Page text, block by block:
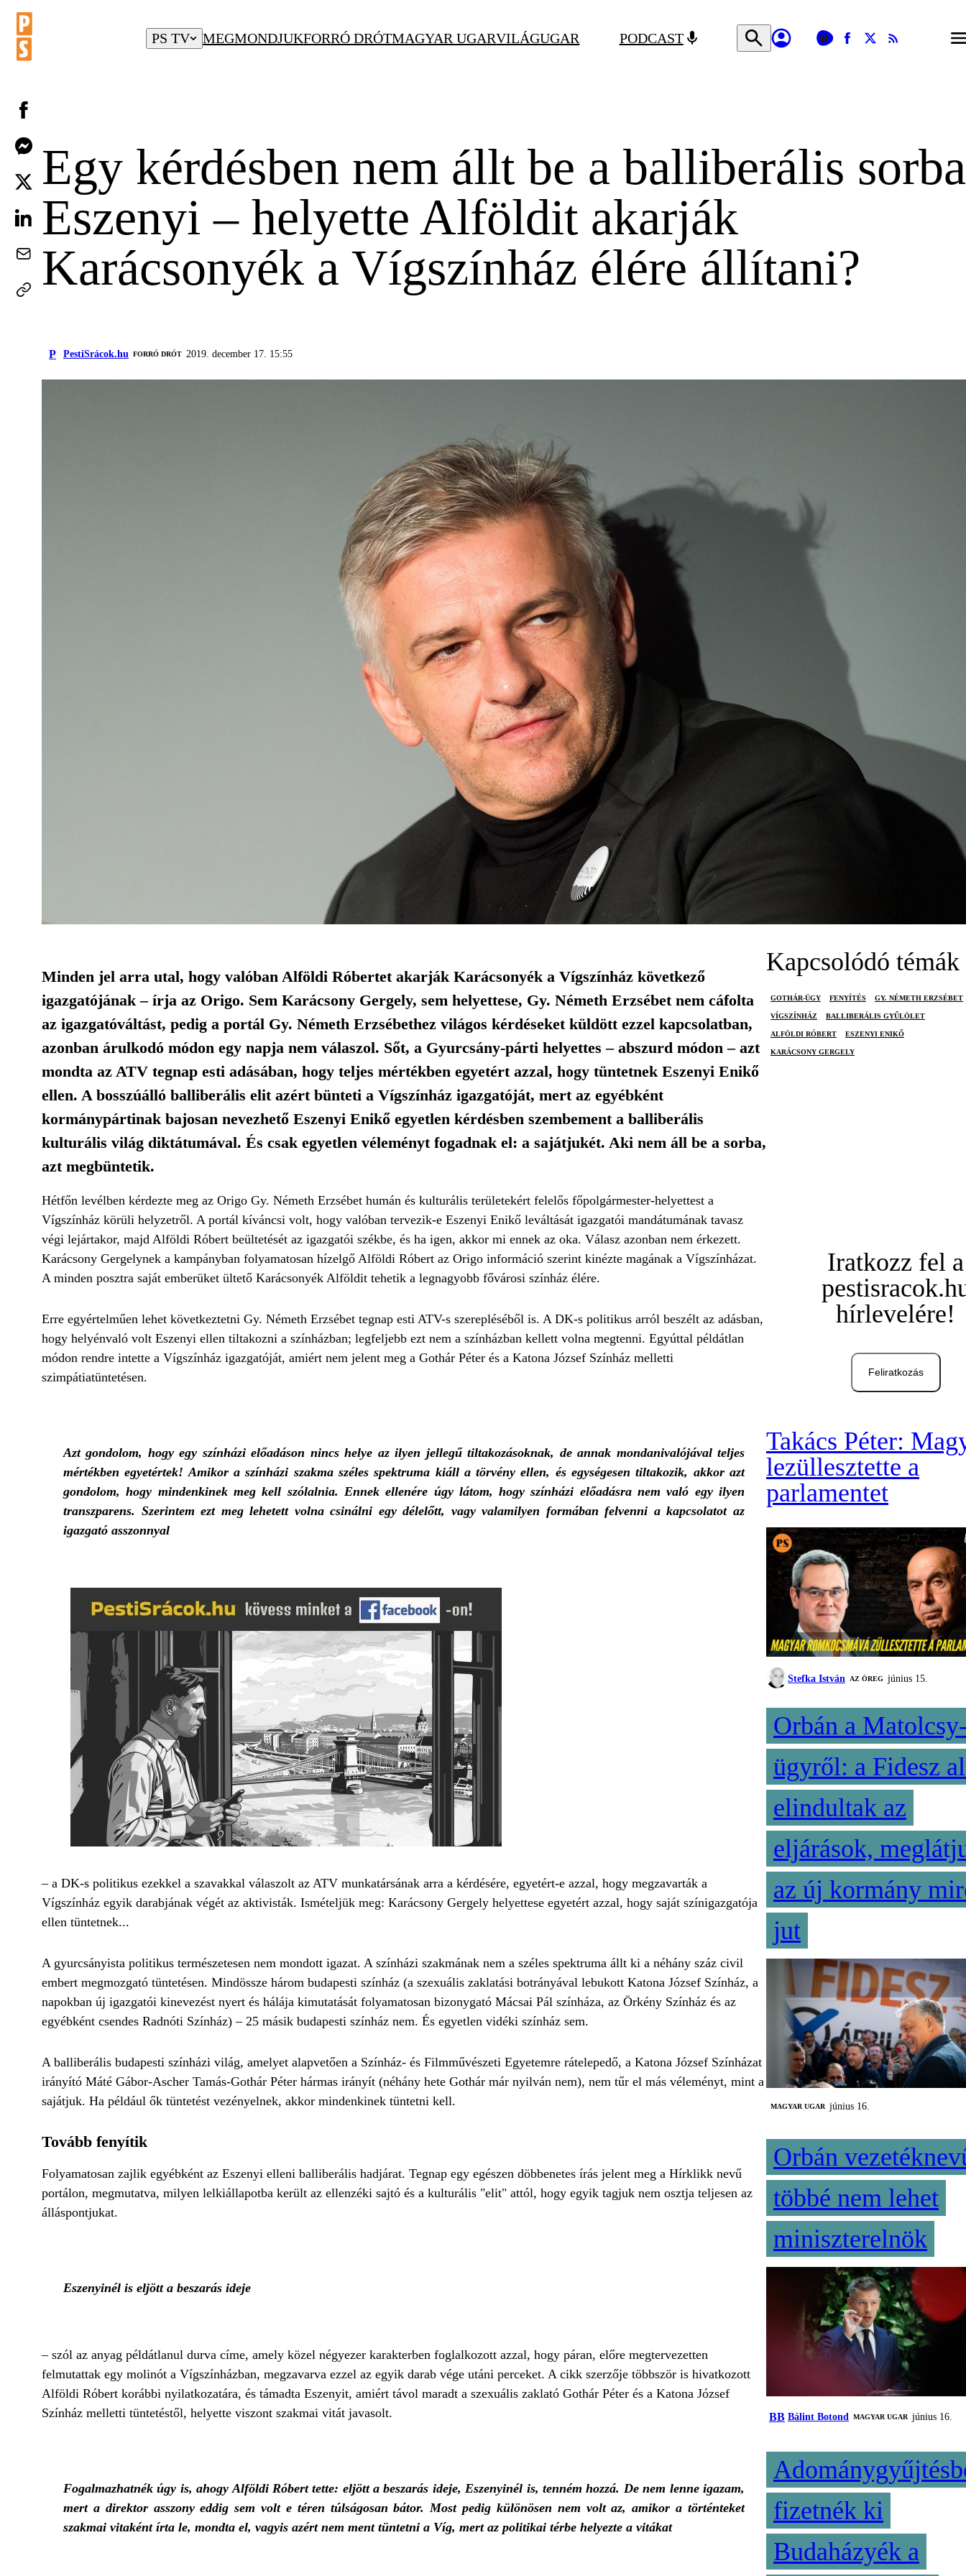
PS TV MEGMONDJUKFORRÓ DRÓTMAGYAR UGARVILÁGUGAR PODCAST
Egy kérdésben nem állt be a balliberális sorba
Eszenyi – helyette Alföldit akarják
Karácsonyék a Vígszínház élére állítani?
P PestiSrácok.hu FORRÓ DRÓT 2019. december 17. 15:55
Minden jel arra utal, hogy valóban Alföldi Róbertet akarják Karácsonyék a Vígszínház következő
igazgatójának – írja az Origo. Sem Karácsony Gergely, sem helyettese, Gy. Németh Erzsébet nem cáfolta
az igazgatóváltást, pedig a portál Gy. Németh Erzsébethez világos kérdéseket küldött ezzel kapcsolatban,
azonban árulkodó módon egy napja nem válaszol. Sőt, a Gyurcsány-párti helyettes – abszurd módon – azt
mondta az ATV tegnap esti adásában, hogy teljes mértékben egyetért azzal, hogy tüntetnek Eszenyi Enikő
ellen. A bosszúálló balliberális elit azért bünteti a Vígszínház igazgatóját, mert az egyébként
kormánypártinak bajosan nevezhető Eszenyi Enikő egyetlen kérdésben szembement a balliberális
kulturális világ diktátumával. És csak egyetlen véleményt fogadnak el: a sajátjukét. Aki nem áll be a sorba,
azt megbüntetik.
Hétfőn levélben kérdezte meg az Origo Gy. Németh Erzsébet humán és kulturális területekért felelős főpolgármester-helyettest a
Vígszínház körüli helyzetről. A portál kíváncsi volt, hogy valóban tervezik-e Eszenyi Enikő leváltását igazgatói mandátumának tavasz
végi lejártakor, majd Alföldi Róbert beültetését az igazgatói székbe, és ha igen, akkor mi ennek az oka. Válasz azonban nem érkezett.
Karácsony Gergelynek a kampányban folyamatosan hízelgő Alföldi Róbert az Origo információ szerint kinézte magának a Vígszínházat.
A minden posztra saját emberüket ültető Karácsonyék Alföldit tehetik a legnagyobb fővárosi színház élére.
Erre egyértelműen lehet következtetni Gy. Németh Erzsébet tegnap esti ATV-s szerepléséből is. A DK-s politikus arról beszélt az adásban,
hogy helyénvaló volt Eszenyi ellen tiltakozni a színházban; legfeljebb ezt nem a színházban kellett volna megtenni. Egyúttal példátlan
módon rendre intette a Vígszínház igazgatóját, amiért nem jelent meg a Gothár Péter és a Katona József Színház melletti
szimpátiatüntetésen.
Azt gondolom, hogy egy színházi előadáson nincs helye az ilyen jellegű tiltakozásoknak, de annak mondanivalójával teljes
mértékben egyetértek! Amikor a színházi szakma széles spektruma kiáll a törvény ellen, és egységesen tiltakozik, akkor azt
gondolom, hogy mindenkinek meg kell szólalnia. Ennek ellenére úgy látom, hogy színházi előadásra nem való egy ilyen
transzparens. Szerintem ezt meg lehetett volna csinálni egy délelőtt, vagy valamilyen formában felvenni a kapcsolatot az
igazgató asszonnyal
– a DK-s politikus ezekkel a szavakkal válaszolt az ATV munkatársának arra a kérdésére, egyetért-e azzal, hogy megzavarták a
Vígszínház egyik darabjának végét az aktivisták. Ismételjük meg: Karácsony Gergely helyettese egyetért azzal, hogy saját színigazgatója
ellen tüntetnek...
A gyurcsányista politikus természetesen nem mondott igazat. A színházi szakmának nem a széles spektruma állt ki a néhány száz civil
embert megmozgató tüntetésen. Mindössze három budapesti színház (a szexuális zaklatási botrányával lebukott Katona József Színház, a
napokban új igazgatói kinevezést nyert és hálája kimutatását folyamatosan bizonygató Mácsai Pál színháza, az Örkény Színház és az
egyébként csendes Radnóti Színház) – 25 másik budapesti színház nem. És egyetlen vidéki színház sem.
A balliberális budapesti színházi világ, amelyet alapvetően a Színház- és Filmművészeti Egyetemre rátelepedő, a Katona József Színházat
irányító Máté Gábor-Ascher Tamás-Gothár Péter hármas irányít (néhány hete Gothár már nyilván nem), nem tűr el más véleményt, mint a
sajátjuk. Ha például ők tüntetést vezényelnek, akkor mindenkinek tüntetni kell.
Tovább fenyítik
Folyamatosan zajlik egyébként az Eszenyi elleni balliberális hadjárat. Tegnap egy egészen döbbenetes írás jelent meg a Hírklikk nevű
portálon, megmutatva, milyen lelkiállapotba került az ellenzéki sajtó és a kulturális "elit" attól, hogy egyik tagjuk nem osztja teljesen az
álláspontjukat.
Eszenyinél is eljött a beszarás ideje
– szól az anyag példátlanul durva címe, amely közel négyezer karakterben foglalkozott azzal, hogy páran, előre megtervezetten
felmutattak egy molinót a Vígszínházban, megzavarva ezzel az egyik darab vége utáni perceket. A cikk szerzője többször is hivatkozott
Alföldi Róbert korábbi nyilatkozatára, és támadta Eszenyit, amiért távol maradt a szexuális zaklató Gothár Péter és a Katona József
Színház melletti tüntetéstől, helyette viszont szakmai vitát javasolt.
Fogalmazhatnék úgy is, ahogy Alföldi Róbert tette: eljött a beszarás ideje, Eszenyinél is, tenném hozzá. De nem lenne igazam,
mert a direktor asszony eddig sem volt e téren túlságosan bátor. Most pedig különösen nem volt az, amikor a történteket
szakmai vitaként írta le, mondta el, vagyis azért nem ment tüntetni a Víg, mert az politikai térbe helyezte a vitákat
Kapcsolódó témák
GOTHÁR-ÜGY FENYÍTÉS GY. NÉMETH ERZSÉBET
VÍGSZÍNHÁZ BALLIBERÁLIS GYŰLÖLET
ALFÖLDI RÓBERT ESZENYI ENIKŐ
KARÁCSONY GERGELY
Iratkozz fel a
hírlevelére!
Feliratkozás
Takács Péter:
lezüllesztette a
parlamentet
Stefka István AZ ÖREG június 15.
Orbán a
ügyről: a Fidesz
elindultak az
eljárások,
az új kormány
jut
MAGYAR UGAR június 16.
Orbán
többé nem lehet
miniszterelnök
BB Bálint Botond MAGYAR UGAR június 16.
fizetnék ki
Budaházyék a